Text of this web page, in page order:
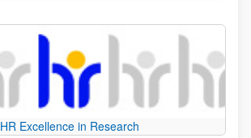
HR Excellence in Research